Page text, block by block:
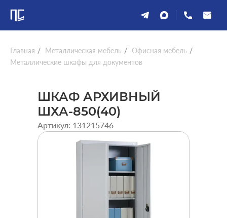
Главная / Металлическая мебель / Офисная мебель /
Металлические шкафы для документов
ШКАФ АРХИВНЫЙ
ШХА-850(40)
Артикул: 131215746